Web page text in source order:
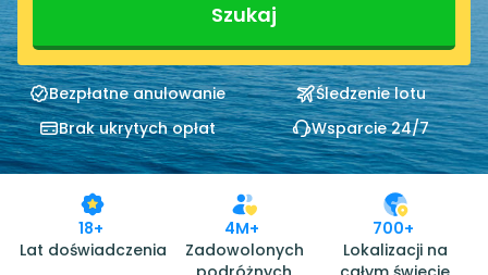
Szukaj
Bezpłatne anulowanie
Śledzenie lotu
Brak ukrytych opłat
Wsparcie 24/7
18+
Lat doświadczenia
4M+
Zadowolonych
700+
Lokalizacji na